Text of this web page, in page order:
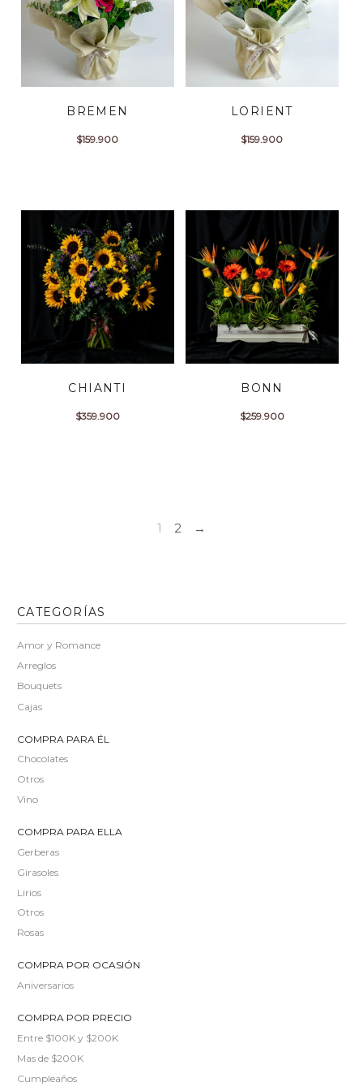
BREMEN
$159.900
LORIENT
$159.900
CHIANTI
$359.900
BONN
$259.900
1 2 →
CATEGORÍAS
Amor y Romance
Arreglos
Bouquets
Cajas
COMPRA PARA ÉL
Chocolates
Otros
Vino
COMPRA PARA ELLA
Gerberas
Girasoles
Lirios
Otros
Rosas
COMPRA POR OCASIÓN
Aniversarios
COMPRA POR PRECIO
Entre $100K y $200K
Mas de $200K
Cumpleaños